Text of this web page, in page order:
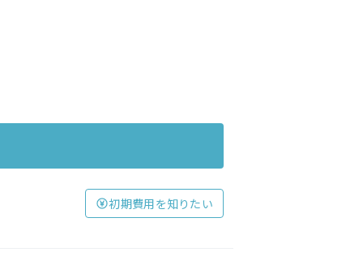
初期費用を知りたい